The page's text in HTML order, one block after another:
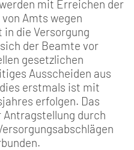
mit Erreichen der
Amts wegen
die Versorgung
der Beamte vor
gesetzlichen
Ausscheiden aus
erstmals ist mit
erfolgen. Das
Antragstellung durch